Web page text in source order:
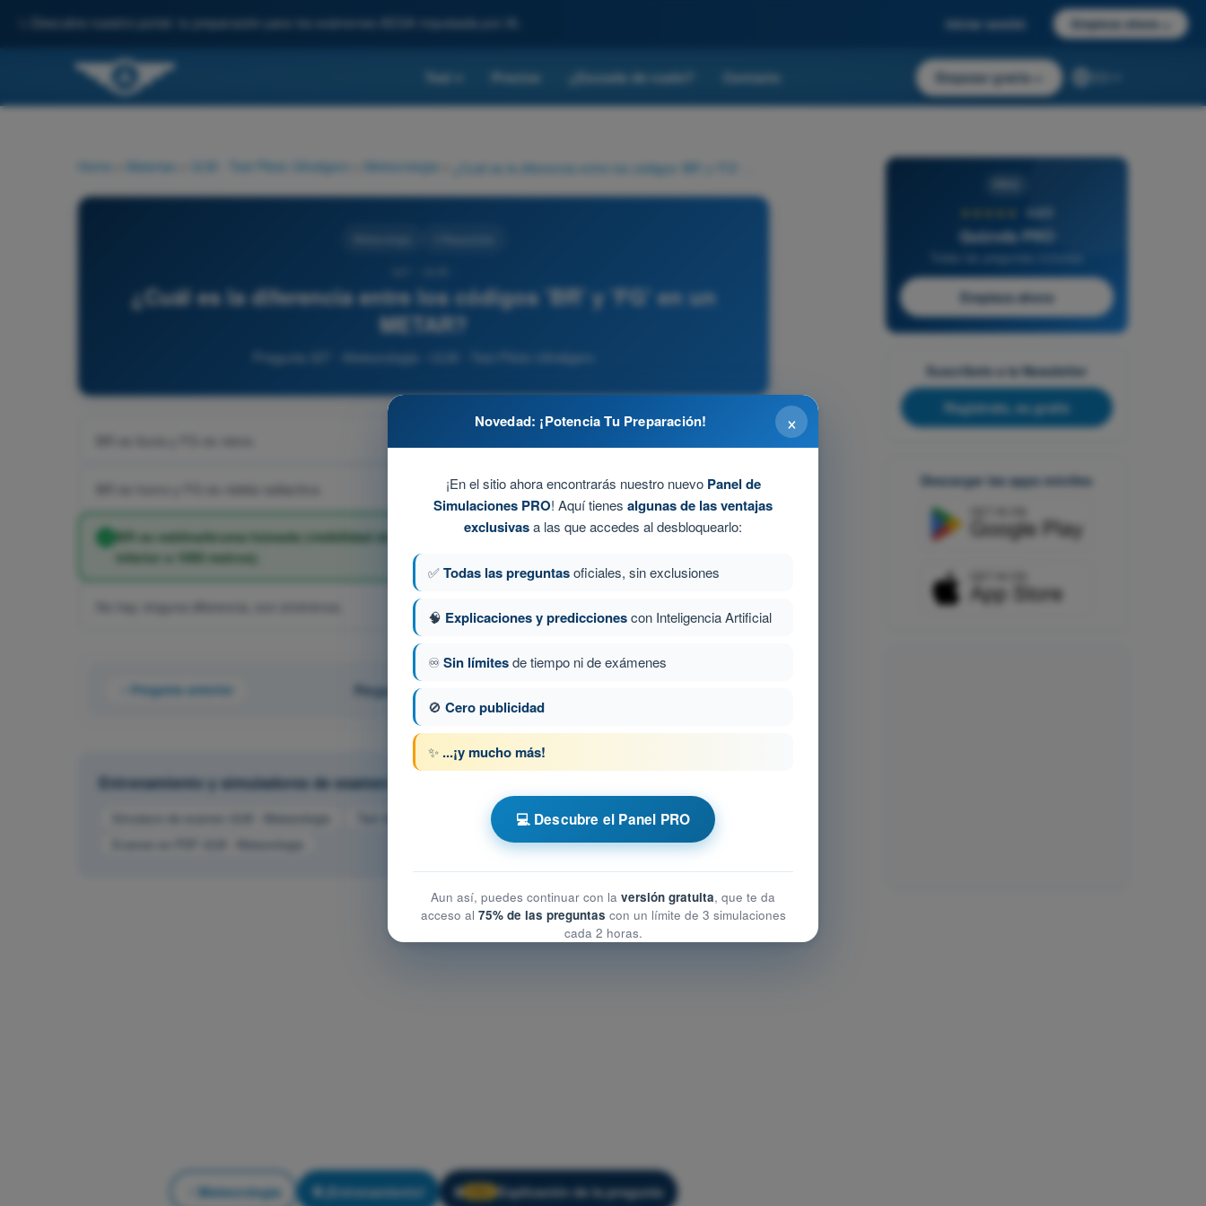
Descubre nuestro portal: tu preparación para los exámenes AESA impulsada por IA. Iniciar sesión Empieza ahora
Test Precios ¿Escuela de vuelo? Contacto Empezar gratis
Home Materias ULM - Test Piloto Ultraligero Meteorologia
¿Cuál es la diferencia entre los códigos 'BR' y 'FG' en un
METAR?
Pregunta 327 - Meteorologia - ULM - Test Piloto Ultraligero
BR es humo y FG es niebla radiactiva.
BR es neblina/bruma húmeda (visibilidad de 1000 a 5000 metros) y FG es niebla densa (visibilidad
inferior a 1000 metros).
No hay ninguna diferencia, son sinónimos.
Pregunta anterior Pregunta 278 de 400
Entrenamiento y simuladores de examen ULM - Test Piloto Ultraligero
Simulacro de examen ULM - Meteorologia
Test de Entrenamiento ULM - Meteorologia
Examen en PDF ULM - Meteorologia
Meteorologia ¡Entrenamiento! 🔒 Explicación de la pregunta
4,6/5
Quizvds PRO
Empieza ahora
Suscríbete a la Newsletter
Regístrate, es gratis
Descargar las apps móviles
×
Novedad: ¡Potencia Tu Preparación!
¡En el sitio ahora encontrarás nuestro nuevo Panel de
Simulaciones PRO! Aquí tienes algunas de las ventajas
exclusivasa las que accedes al desbloquearlo:
✅Todas las preguntasoficiales, sin exclusiones
🧠 Explicaciones y prediccionescon Inteligencia Artificial
♾️Sin límitesde tiempo ni de exámenes
🚫 Cero publicidad
✨ ...¡y mucho más!
💻 Descubre el Panel PRO
Aun así, puedes continuar con la versión gratuita, que te da
acceso al 75% de las preguntas con un límite de 3 simulaciones
cada 2 horas.